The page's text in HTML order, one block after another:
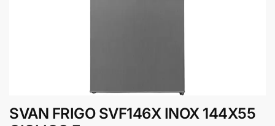
SVAN FRIGO SVF146X INOX 144X55